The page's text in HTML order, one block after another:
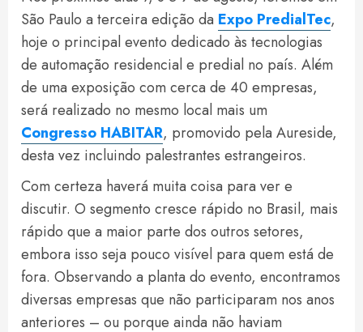
São Paulo a terceira edição da Expo PredialTec,
hoje o principal evento dedicado às tecnologias
de automação residencial e predial no país. Além
de uma exposição com cerca de 40 empresas,
será realizado no mesmo local mais um
Congresso HABITAR, promovido pela Aureside,
desta vez incluindo palestrantes estrangeiros.
Com certeza haverá muita coisa para ver e
discutir. O segmento cresce rápido no Brasil, mais
rápido que a maior parte dos outros setores,
embora isso seja pouco visível para quem está de
fora. Observando a planta do evento, encontramos
diversas empresas que não participaram nos anos
anteriores – ou porque ainda não haviam